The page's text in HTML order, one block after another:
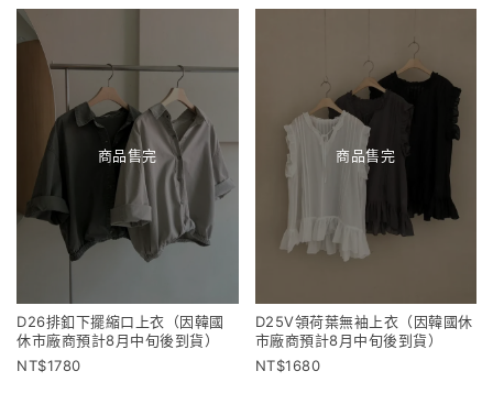
商品售完
D26排釦下擺縮口上衣（因韓國
休市廠商預計8月中旬後到貨）
1780
商品售完
D25V領荷葉無袖上衣（因韓國休
市廠商預計8月中旬後到貨）
1680